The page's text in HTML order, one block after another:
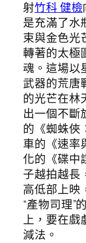
射竹科 健檢
是充滿了水
束與金色光
轉著的太極
魂。這場以
武器的荒唐
的光芒在林
出一個不斷
的《蜘蛛俠
車的《速率
化的《碟中
子越拍越長
高低部上映
“產物司理”
上，要在戲
減法。